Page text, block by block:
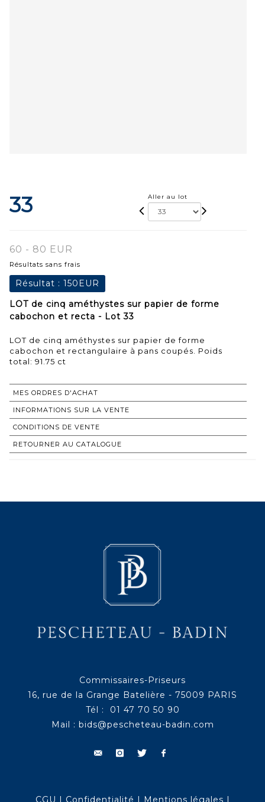
33 Aller au lot
60 - 80 EUR
Résultats sans frais
Résultat : 150EUR
LOT de cinq améthystes sur papier de forme
cabochon et recta - Lot 33
LOT de cinq améthystes sur papier de forme
cabochon et rectangulaire à pans coupés. Poids
total: 91.75 ct
MES ORDRES D'ACHAT
INFORMATIONS SUR LA VENTE
CONDITIONS DE VENTE
RETOURNER AU CATALOGUE
Commissaires-Priseurs
16, rue de la Grange Batelière - 75009 PARIS
Tél : 01 47 70 50 90
Mail : bids@pescheteau-badin.com
CGU | Confidentialité | Mentions légales |